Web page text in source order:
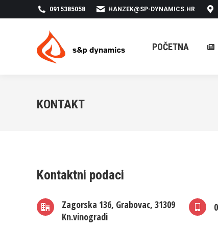
0915385058 HANZEK@SP-DYNAMICS.HR
POČETNA
KONTAKT
Kontaktni podaci
Zagorska 136, Grabovac, 31309
Kn.vinogradi
POČETNA VIJESTI